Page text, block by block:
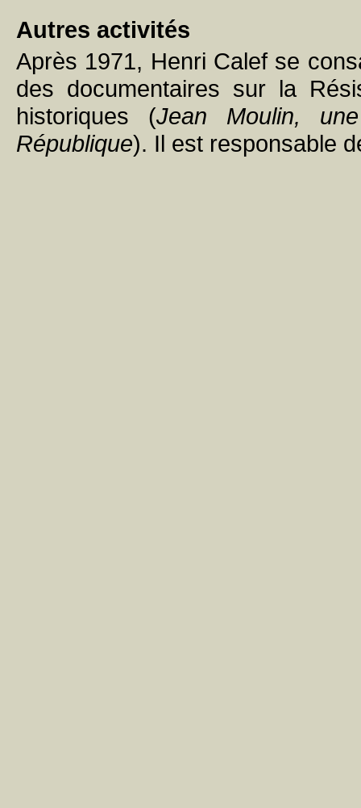
Autres activités
Après 1971, Henri Calef se
des documentaires sur la
historiques (Jean Moulin,
République). Il est responsable